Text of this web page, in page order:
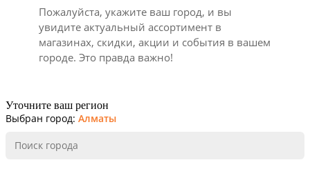
Пожалуйста, укажите ваш город, и вы
увидите актуальный ассортимент в
магазинах, скидки, акции и события в вашем
городе. Это правда важно!
Уточните ваш регион
Выбран город: Алматы